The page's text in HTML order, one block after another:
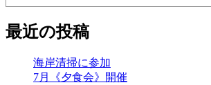
最近の投稿
海岸清掃に参加
7月《夕食会》開催